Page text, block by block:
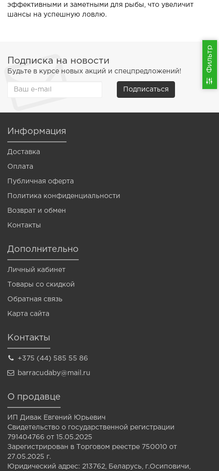
Фильтр
эффективными и заметными для рыбы, что увеличит
шансы на успешную ловлю.
Подписка на новости
Будьте в курсе новых акций и спецпредложений!
Подписаться
Информация
Доставка
Оплата
Публичная оферта
Политика конфиденциальности
Возврат и обмен
Контакты
Дополнительно
Личный кабинет
Товары со скидкой
Обратная связь
Карта сайта
Контакты
+375 (44) 585 55 86
barracudaby@mail.ru
О продавце
ИП Дивак Евгений Юрьевич
Свидетельство о государственной регистрации
791404766 от 15.05.2025
Зарегистрирован в Торговом реестре 750010 от
27.05.2025 г.
Юридический адрес: 213762, Беларусь, г.Осиповичи,